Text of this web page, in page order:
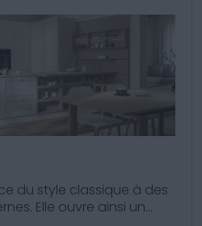
du style classique à des
Elle ouvre ainsi un